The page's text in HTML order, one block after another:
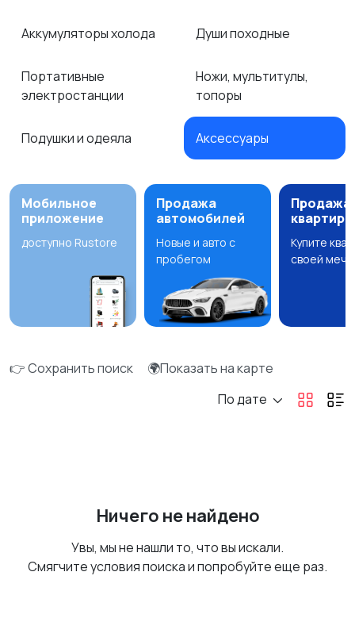
Аккумуляторы холода
Портативные
электростанции
Подушки и одеяла
Души походные
Ножи, мультитулы,
топоры
Аксессуары
Мобильное
приложение
доступно Rustore
Продажа
автомобилей
Новые и авто с
пробегом
Продажа
квартир
Купите
своей
👉 Сохранить поиск
🌍Показать на карте
По дате
Ничего не найдено
Увы, мы не нашли то, что вы искали.
Смягчите условия поиска и попробуйте еще раз.